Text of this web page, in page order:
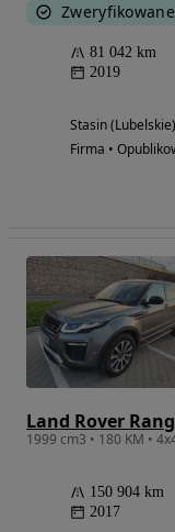
81 042 km
2019
Stasin (Lubelskie)
Firma •
150 904 km
2017